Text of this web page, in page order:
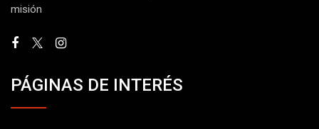
misión
PÁGINAS DE INTERÉS